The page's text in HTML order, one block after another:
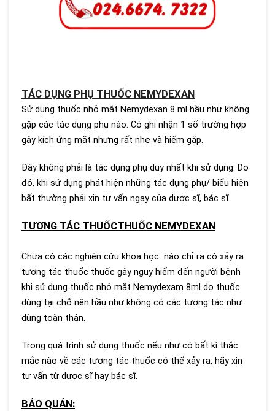
TÁC DỤNG PHỤ THUỐC NEMYDEXAN
Sử dụng thuốc nhỏ mắt Nemydexan 8 ml hầu như không
gặp các tác dụng phụ nào. Có ghi nhận 1 số trường hợp
gây kích ứng mắt nhưng rất nhẹ và hiếm gặp.
Đây không phải là tác dụng phụ duy nhất khi sử dụng. Do
đó, khi sử dụng phát hiện những tác dụng phụ/ biểu hiện
bất thường phải xin tư vấn ngay của dược sĩ, bác sĩ.
TƯƠNG TÁC THUỐCTHUỐC NEMYDEXAN
Chưa có các nghiên cứu khoa học nào chỉ ra có xảy ra
tương tác thuốc thuốc gây nguy hiểm đến người bệnh
khi sử dụng thuốc nhỏ mắt Nemydexam 8ml do thuốc
dùng tại chỗ nên hầu như không có các tương tác như
dùng toàn thân.
Trong quá trình sử dụng thuốc nếu như có bất kì thắc
mắc nào về các tương tác thuốc có thể xảy ra, hãy xin
tư vấn từ dược sĩ hay bác sĩ.
BẢO QUẢN: